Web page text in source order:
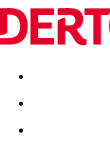
Destinatii